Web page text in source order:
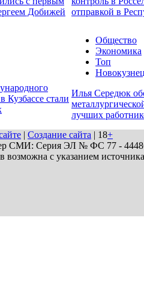
Добижей
отправкой в
Кузбассе стали
Общество
Экономика
Топ
Илья Середюк
лучших
| Создание сайта | 18+
СМИ: Серия ЭЛ № ФС 77 - 44486
возможна с указанием